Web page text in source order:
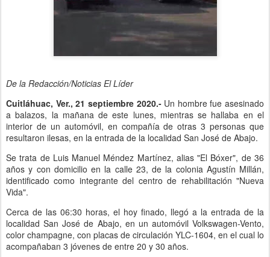
De la Redacción/Noticias El Líder
Cuitláhuac, Ver., 21 septiembre 2020.-Un hombre fue asesinado
a balazos, la mañana de este lunes, mientras se hallaba en el
interior de un automóvil, en compañía de otras 3 personas que
resultaron ilesas, en la entrada de la localidad San José de Abajo.
Se trata de Luis Manuel Méndez Martínez, alias "El Bóxer", de 36
años y con domicilio en la calle 23, de la colonia Agustín Millán,
identificado como integrante del centro de rehabilitación "Nueva
Vida".
Cerca de las 06:30 horas, el hoy finado, llegó a la entrada de la
localidad San José de Abajo, en un automóvil Volkswagen-Vento,
color champagne, con placas de circulación YLC-1604, en el cual lo
acompañaban 3 jóvenes de entre 20 y 30 años.